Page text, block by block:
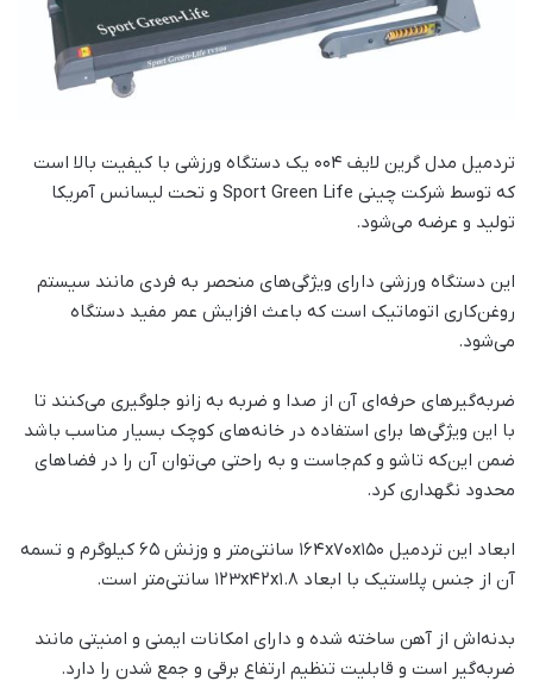
تردمیل مدل گرین لایف 004 یک دستگاه ورزشی با کیفیت بالا است
که توسط شرکت چینی Sport Green Life و تحت لیسانس آمریکا
تولید و عرضه می‌شود.
این دستگاه ورزشی دارای ویژگی‌های منحصر به فردی مانند سیستم
روغن‌کاری اتوماتیک است که باعث افزایش عمر مفید دستگاه
می‌شود.
ضربه‌گیرهای حرفه‌ای آن از صدا و ضربه به زانو جلوگیری می‌کنند تا
با این ویژگی‌ها برای استفاده در خانه‌های کوچک بسیار مناسب باشد
ضمن این‌که تاشو و کم‌جاست و به راحتی می‌توان آن را در فضاهای
محدود نگهداری کرد.
ابعاد این تردمیل 164x70x150 سانتی‌متر و وزنش 65 کیلوگرم و تسمه
آن از جنس پلاستیک با ابعاد 123x42x1.8 سانتی‌متر است.
بدنه‌اش از آهن ساخته شده و دارای امکانات ایمنی و امنیتی مانند
ضربه‌گیر است و قابلیت تنظیم ارتفاع برقی و جمع شدن را دارد.